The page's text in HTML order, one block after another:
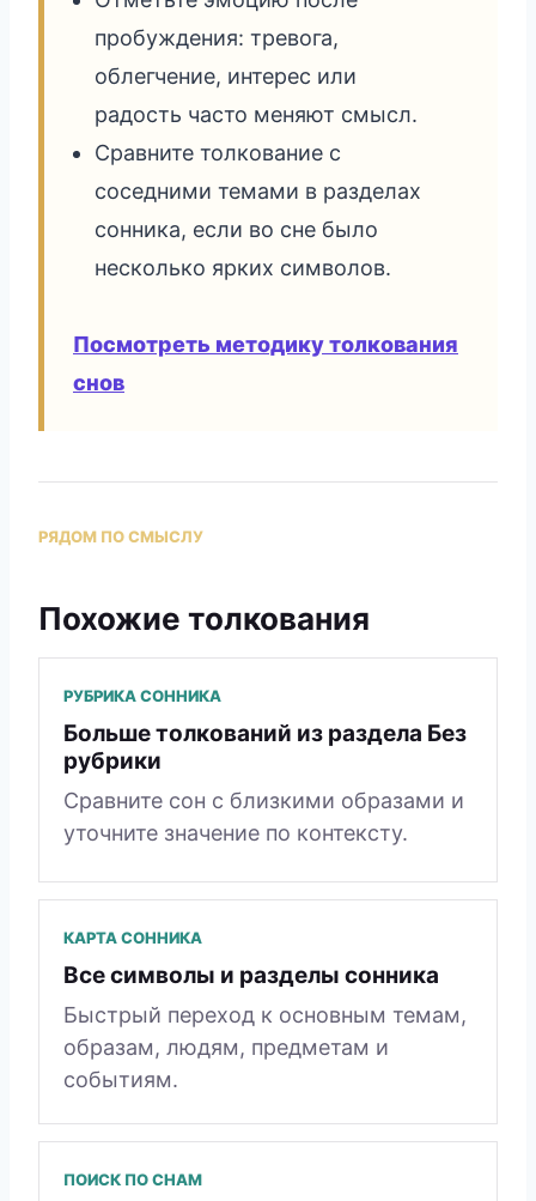
пробуждения: тревога,
облегчение, интерес или
радость часто меняют смысл.
Сравните толкование с
соседними темами в разделах
сонника, если во сне было
несколько ярких символов.
Посмотреть методику толкования
снов
РЯДОМ ПО СМЫСЛУ
Похожие толкования
РУБРИКА СОННИКА
Больше толкований из раздела Без
рубрики
Сравните сон с близкими образами и
уточните значение по контексту.
КАРТА СОННИКА
Все символы и разделы сонника
Быстрый переход к основным темам,
образам, людям, предметам и
событиям.
ПОИСК ПО СНАМ